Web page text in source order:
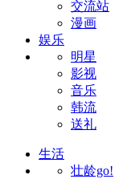
交流站
漫画
娱乐
明星
影视
音乐
韩流
送礼
生活
壮龄go!